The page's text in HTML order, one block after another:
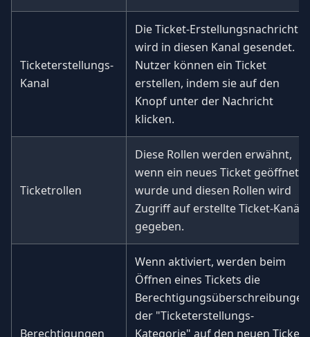
Ticketerstellungs-
Kanal
Die Ticket-Erstellungsnachricht
wird in diesen Kanal gesendet.
Nutzer können ein Ticket
erstellen, indem sie auf den
Knopf unter der Nachricht
klicken.
Ticketrollen
Diese Rollen werden erwähnt,
wenn ein neues Ticket geöffnet
wurde und diesen Rollen wird
Zugriff auf erstellte Ticket-Kanäle
gegeben.
Berechtigungen
Wenn aktiviert, werden beim
Öffnen eines Tickets die
Berechtigungsüberschreibungen
der "Ticketerstellungs-
Kategorie" auf den neuen Ticket-